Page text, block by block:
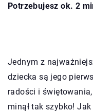
Potrzebujesz ok. 2
Jednym z
dziecka są jego
radości i
minął tak szybko!